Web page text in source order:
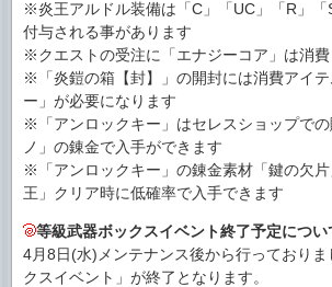
※炎王アルドル装備は「C」「UC」「R」
付与される事があります
※クエストの受注に「エナジーコア」は消
※「炎鎧の箱【封】」の開封には消費アイ
ー」が必要になります
※「アンロックキー」はセレスショップでの
ノ」の錬金で入手ができます
※「アンロックキー」の錬金素材「鍵の欠
王」クリア時に低確率で入手できます
等級武器ボックスイベント終了予定につい
4月8日(水)メンテナンス後から行っておりま
クスイベント」が終了となります。